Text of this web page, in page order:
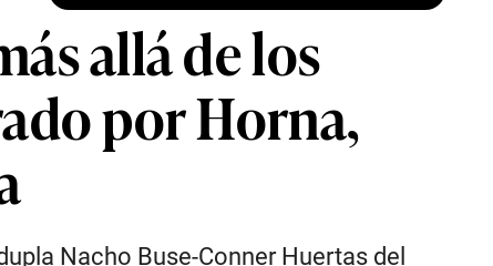
allá de los
por Horna,
Nacho Buse-Conner Huertas del